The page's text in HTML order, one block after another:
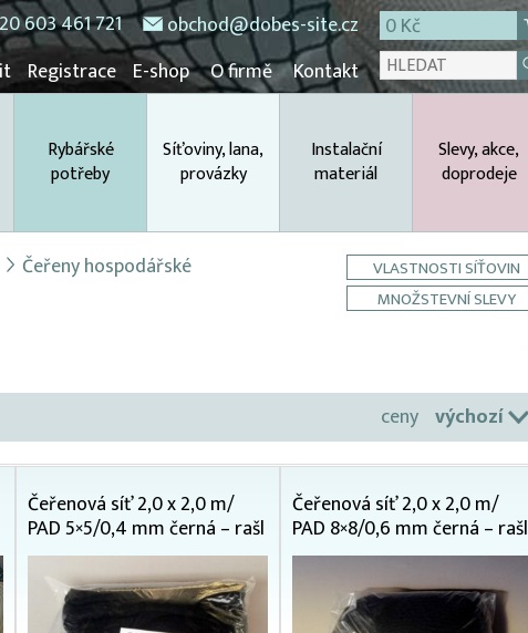
603 461 721 obchod@dobes-site.cz
0 Kč
Registrace E-shop O firmě Kontakt
Rybářské
potřeby
Síťoviny, lana,
provázky
Instalační
materiál
Slevy, akce,
doprodeje
Čeřeny hospodářské
VLASTNOSTI SÍŤOVIN
MNOŽSTEVNÍ SLEVY
ceny výchozí
Čeřenová síť 2,0 x 2,0 m/
PAD 5×5/0,4 mm černá – rašl
Čeřenová síť 2,0 x 2,0 m/
PAD 8×8/0,6 mm černá – rašl